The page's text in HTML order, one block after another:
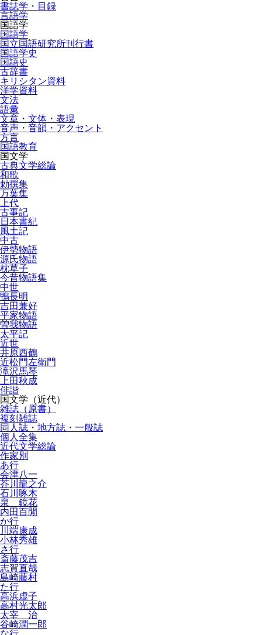
書誌学・目録
言語学
国語学
国語学
国立国語研究所刊行書
国語学史
国語史
古辞書
キリシタン資料
洋学資料
文法
語彙
文章・文体・表現
音声・音韻・アクセント
方言
国語教育
国文学
古典文学総論
和歌
勅撰集
万葉集
上代
古事記
日本書紀
風土記
中古
伊勢物語
源氏物語
枕草子
今昔物語集
中世
鴨長明
吉田兼好
平家物語
曽我物語
太平記
近世
井原西鶴
近松門左衛門
滝沢馬琴
上田秋成
俳諧
国文学（近代）
雑誌（原書）
複刻雑誌
同人誌・地方誌・一般誌
個人全集
近代文学総論
作家別
あ行
会津八一
芥川龍之介
石川啄木
泉 鏡花
内田百閒
か行
川端康成
小林秀雄
さ行
斎藤茂吉
志賀直哉
島崎藤村
た行
高浜虚子
高村光太郎
太宰 治
谷崎潤一郎